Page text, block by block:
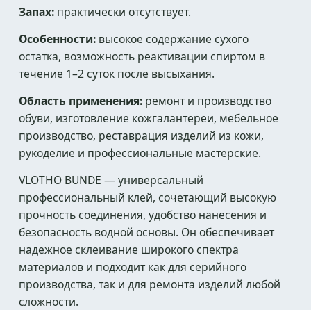
Запах: практически отсутствует.
Особенности: высокое содержание сухого
остатка, возможность реактивации спиртом в
течение 1–2 суток после высыхания.
Область применения: ремонт и производство
обуви, изготовление кожгалантереи, мебельное
производство, реставрация изделий из кожи,
рукоделие и профессиональные мастерские.
VLOTHO BUNDE — универсальный
профессиональный клей, сочетающий высокую
прочность соединения, удобство нанесения и
безопасность водной основы. Он обеспечивает
надежное склеивание широкого спектра
материалов и подходит как для серийного
производства, так и для ремонта изделий любой
сложности.